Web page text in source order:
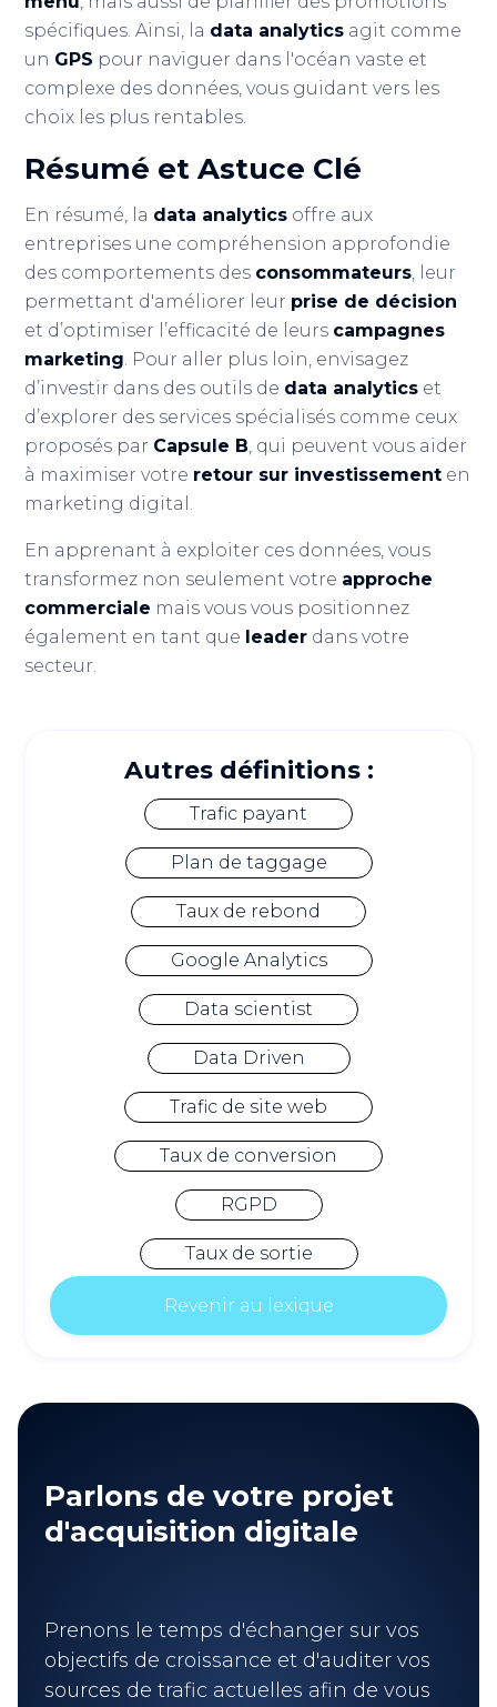
spécifiques. Ainsi, la data analytics agit comme
un GPS pour naviguer dans l'océan vaste et
complexe des données, vous guidant vers les
choix les plus rentables.
Résumé et Astuce Clé
En résumé, la data analytics offre aux
entreprises une compréhension approfondie
des comportements des consommateurs, leur
permettant d'améliorer leur prise de décision
et d’optimiser l’efficacité de leurs campagnes
marketing. Pour aller plus loin, envisagez
d’investir dans des outils de data analytics et
d’explorer des services spécialisés comme ceux
proposés par Capsule B, qui peuvent vous aider
à maximiser votre retour sur investissement en
marketing digital.
En apprenant à exploiter ces données, vous
transformez non seulement votre approche
commerciale mais vous vous positionnez
également en tant que leader dans votre
secteur.
Autres définitions :
Trafic payant
Plan de taggage
Taux de rebond
Google Analytics
Data scientist
Data Driven
Trafic de site web
Taux de conversion
RGPD
Taux de sortie
Revenir au lexique
Parlons de votre projet
d'acquisition digitale
Prenons le temps d'échanger sur vos
objectifs de croissance et d'auditer vos
sources de trafic actuelles afin de vous